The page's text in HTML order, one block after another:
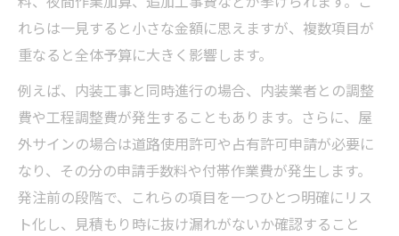
れらは一見すると小さな金額に思えますが、複数項目が
重なると全体予算に大きく影響します。
例えば、内装工事と同時進行の場合、内装業者との調整
費や工程調整費が発生することもあります。さらに、屋
外サインの場合は道路使用許可や占有許可申請が必要に
なり、その分の申請手数料や付帯作業費が発生します。
発注前の段階で、これらの項目を一つひとつ明確にリス
ト化し、見積もり時に抜け漏れがないか確認すること